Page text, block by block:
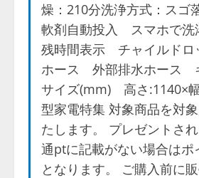
燥：210分洗浄方式：スゴ
軟剤自動投入 スマホで
残時間表示 チャイルドロ
ホース 外部排水ホース
サイズ(mm) 高さ:1140×
型家電特集 対象商品を対
たします。 プレゼントさ
通ptに記載がない場合は
となります。 ご購入前に